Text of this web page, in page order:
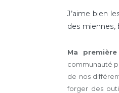
J’aime bien
des miennes,
Ma
communauté
de nos
forger des